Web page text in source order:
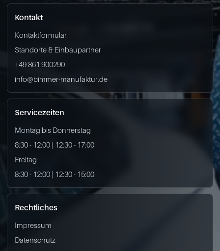
Kontakt
Kontaktformular
Standorte & Einbaupartner
+49 861 900290
info@bimmer-manufaktur.de
Servicezeiten
Montag bis Donnerstag
8:30 - 12:00 | 12:30 - 17:00
Freitag
8:30 - 12:00 | 12:30 - 15:00
Rechtliches
Impressum
Datenschutz